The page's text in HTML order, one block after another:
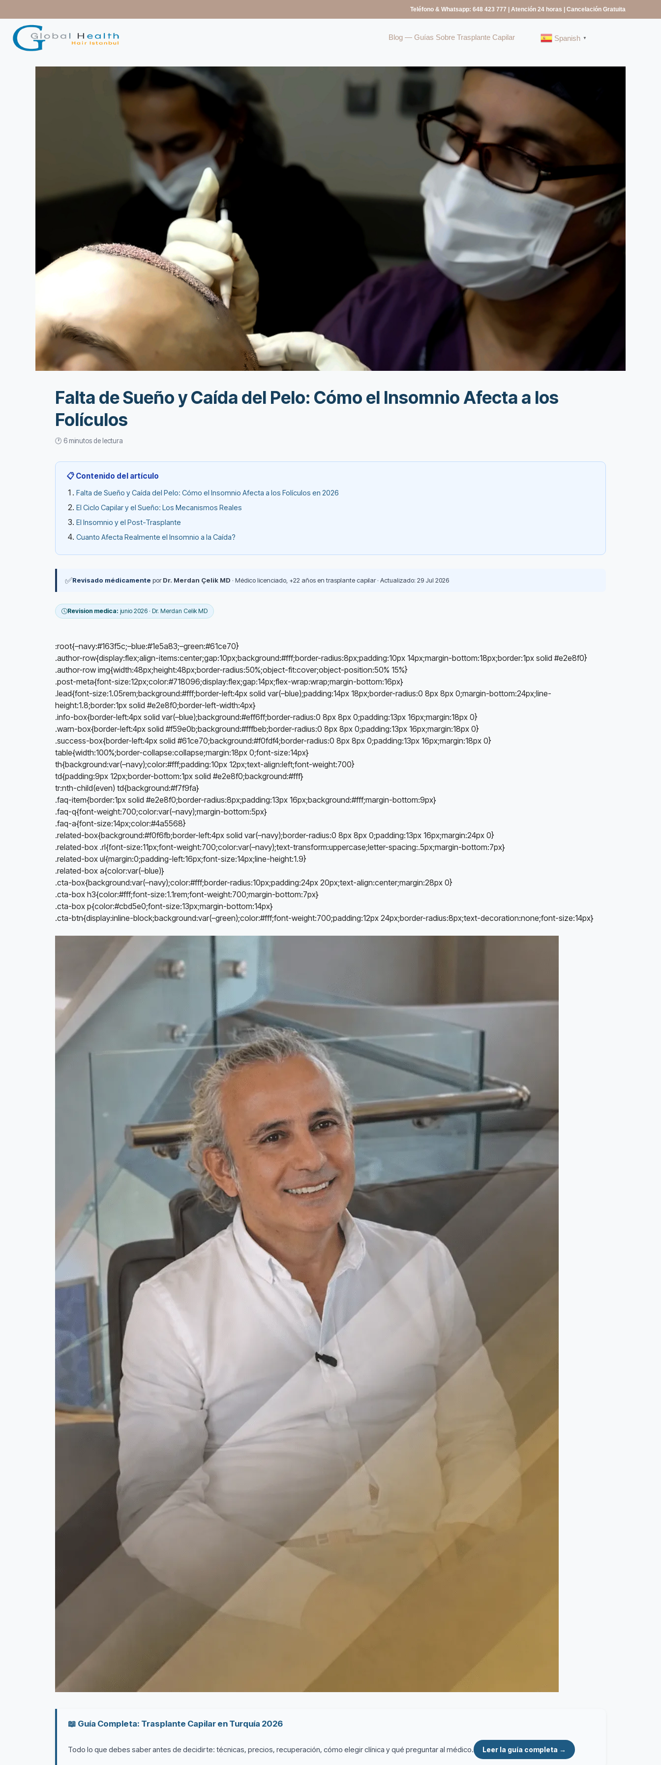
Teléfono & Whatsapp: 648 423 777 | Atención 24 horas | Cancelación Gratuita
Blog — Guías Sobre Trasplante Capilar Spanish ▼
Falta de Sueño y Caída del Pelo: Cómo el Insomnio Afecta a los
Folículos
🕐 6 minutos de lectura
📋 Contenido del artículo
Falta de Sueño y Caída del Pelo: Cómo el Insomnio Afecta a los Folículos en 2026
El Ciclo Capilar y el Sueño: Los Mecanismos Reales
El Insomnio y el Post-Trasplante
Cuanto Afecta Realmente el Insomnio a la Caída?
✅Revisado médicamente porDr. Merdan Çelik MD · Médico licenciado, +22 años en trasplante capilar · Actualizado: 29 Jul 2026
Revision medica: junio 2026 · Dr. Merdan Celik MD
:root{–navy:#163f5c;–blue:#1e5a83;–green:#61ce70}
.author-row{display:flex;align-items:center;gap:10px;background:#fff;border-radius:8px;padding:10px 14px;margin-bottom:18px;border:1px solid #e2e8f0}
.author-row img{width:48px;height:48px;border-radius:50%;object-fit:cover;object-position:50% 15%}
.post-meta{font-size:12px;color:#718096;display:flex;gap:14px;flex-wrap:wrap;margin-bottom:16px}
.lead{font-size:1.05rem;background:#fff;border-left:4px solid var(–blue);padding:14px 18px;border-radius:0 8px 8px 0;margin-bottom:24px;line-
height:1.8;border:1px solid #e2e8f0;border-left-width:4px}
.info-box{border-left:4px solid var(–blue);background:#eff6ff;border-radius:0 8px 8px 0;padding:13px 16px;margin:18px 0}
.warn-box{border-left:4px solid #f59e0b;background:#fffbeb;border-radius:0 8px 8px 0;padding:13px 16px;margin:18px 0}
.success-box{border-left:4px solid #61ce70;background:#f0fdf4;border-radius:0 8px 8px 0;padding:13px 16px;margin:18px 0}
table{width:100%;border-collapse:collapse;margin:18px 0;font-size:14px}
th{background:var(–navy);color:#fff;padding:10px 12px;text-align:left;font-weight:700}
td{padding:9px 12px;border-bottom:1px solid #e2e8f0;background:#fff}
tr:nth-child(even) td{background:#f7f9fa}
.faq-item{border:1px solid #e2e8f0;border-radius:8px;padding:13px 16px;background:#fff;margin-bottom:9px}
.faq-q{font-weight:700;color:var(–navy);margin-bottom:5px}
.faq-a{font-size:14px;color:#4a5568}
.related-box{background:#f0f6fb;border-left:4px solid var(–navy);border-radius:0 8px 8px 0;padding:13px 16px;margin:24px 0}
.related-box .rl{font-size:11px;font-weight:700;color:var(–navy);text-transform:uppercase;letter-spacing:.5px;margin-bottom:7px}
.related-box ul{margin:0;padding-left:16px;font-size:14px;line-height:1.9}
.related-box a{color:var(–blue)}
.cta-box{background:var(–navy);color:#fff;border-radius:10px;padding:24px 20px;text-align:center;margin:28px 0}
.cta-box h3{color:#fff;font-size:1.1rem;font-weight:700;margin-bottom:7px}
.cta-box p{color:#cbd5e0;font-size:13px;margin-bottom:14px}
.cta-btn{display:inline-block;background:var(–green);color:#fff;font-weight:700;padding:12px 24px;border-radius:8px;text-decoration:none;font-size:14px}
📖 Guía Completa: Trasplante Capilar en Turquía 2026
Todo lo que debes saber antes de decidirte: técnicas, precios, recuperación, cómo elegir clínica y qué preguntar al médico. Leer la guía completa →